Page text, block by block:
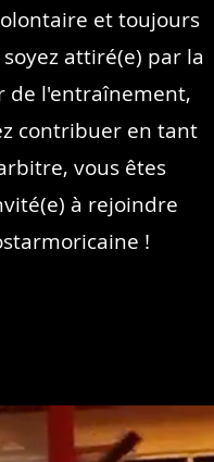
et toujours
attiré(e) par la
de l'entraînement,
contribuer en tant
vous êtes
à rejoindre
!